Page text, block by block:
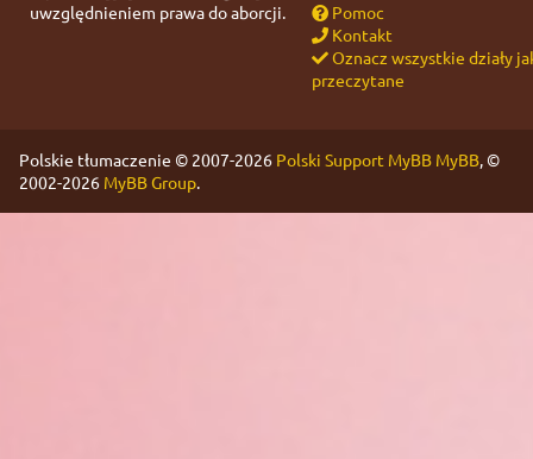
uwzględnieniem prawa do aborcji.
Pomoc
Kontakt
Oznacz wszystkie działy
przeczytane
Polskie tłumaczenie © 2007-2026 Polski Support MyBB MyBB, ©
2002-2026 MyBB Group.